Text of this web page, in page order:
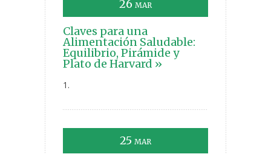
26 MAR
Claves para una
Alimentación Saludable:
Equilibrio, Pirámide y
Plato de Harvard »
1.
25 MAR